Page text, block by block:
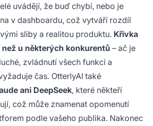
uvádějí, že buď chybí, nebo je
v dashboardu, což vytváří rozdíl
sliby a realitou produktu. Křivka
u některých konkurentů – ač je
zvládnutí všech funkcí a
čas. OtterlyAI také
ani DeepSeek, které někteří
což může znamenat opomenutí
podle vašeho publika. Nakonec